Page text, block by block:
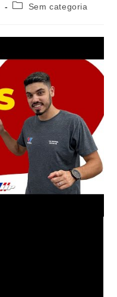
Sem categoria